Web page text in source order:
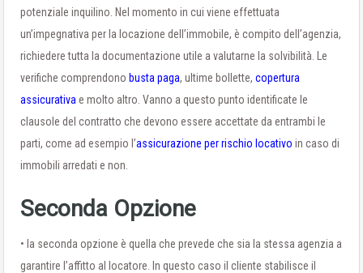
potenziale inquilino. Nel momento in cui viene effettuata
un’impegnativa per la locazione dell’immobile, è compito dell’agenzia,
richiedere tutta la documentazione utile a valutarne la solvibilità. Le
verifiche comprendono busta paga, ultime bollette, copertura
assicurativa e molto altro. Vanno a questo punto identificate le
clausole del contratto che devono essere accettate da entrambi le
parti, come ad esempio l’assicurazione per rischio locativo in caso di
immobili arredati e non.
Seconda Opzione
• la seconda opzione è quella che prevede che sia la stessa agenzia a
garantire l’affitto al locatore. In questo caso il cliente stabilisce il